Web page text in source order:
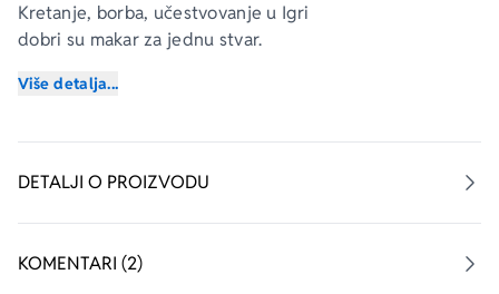
Kretanje, borba, učestvovanje u Igri
dobri su makar za jednu stvar.
Zaboravljanje.
Pročitaj ovu knjigu.
Pronađi tragove. Reši zagonetke.
Samo jedan može da pobedi.
Završnica je stvarna.
Više detalja...
DETALJI O PROIZVODU
KOMENTARI (2)